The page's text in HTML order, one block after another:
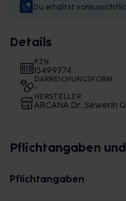
Du erhältst
Details
PZN
13499774
DARREICHUNGSFORM
-
HERSTELLER
ARCANA Dr. Sewerin
Pflichtangaben
Pflichtangaben